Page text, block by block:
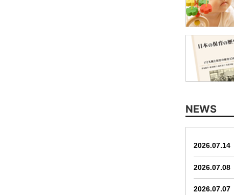
NEWS
2026.07.14
2026.07.08
2026.07.07